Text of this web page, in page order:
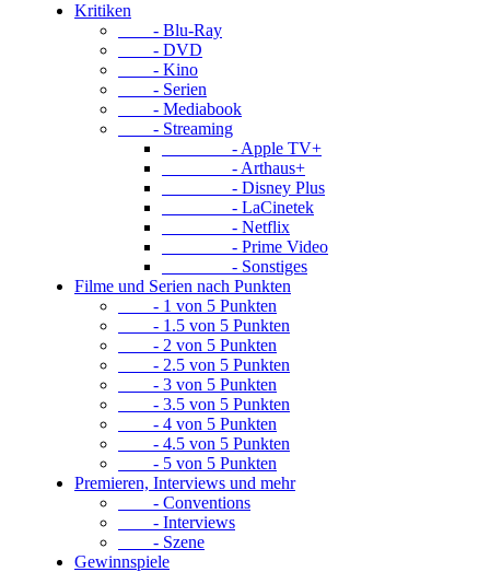
Kritiken
- Blu-Ray
- DVD
- Kino
- Serien
- Mediabook
- Streaming
- Apple TV+
- Arthaus+
- Disney Plus
- LaCinetek
- Netflix
- Prime Video
- Sonstiges
Filme und Serien nach Punkten
- 1 von 5 Punkten
- 1.5 von 5 Punkten
- 2 von 5 Punkten
- 2.5 von 5 Punkten
- 3 von 5 Punkten
- 3.5 von 5 Punkten
- 4 von 5 Punkten
- 4.5 von 5 Punkten
- 5 von 5 Punkten
Premieren, Interviews und mehr
- Conventions
- Interviews
- Szene
Gewinnspiele